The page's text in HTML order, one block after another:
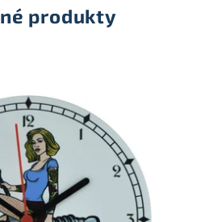
hvězdiček.
produkty